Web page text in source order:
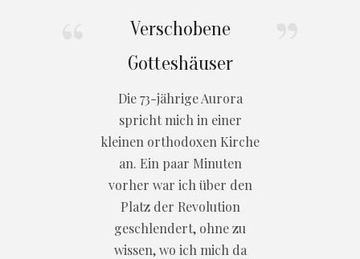
Verschobene
Gotteshäuser
Die 73-jährige Aurora
spricht mich in einer
kleinen orthodoxen Kirche
an. Ein paar Minuten
vorher war ich über den
Platz der Revolution
geschlendert, ohne zu
wissen, wo ich mich da